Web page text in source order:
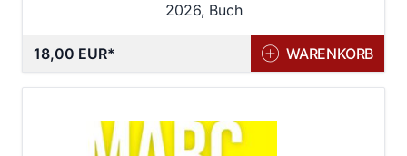
2026, Buch
18,00 EUR WARENKORB